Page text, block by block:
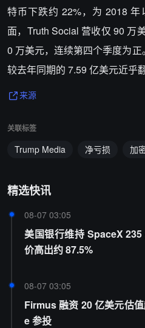
特币下跌约 22%，为 2018
面，Truth Social 营收仅 90 万
0 万美元，连续第四个季度为正
较去年同期的 7.59 亿美元近乎
来源
关联标签
Trump Media 净亏损 加
精选快讯
08-07 03:05
美国银行维持 SpaceX
价高出约 87.5%
08-07 03:05
Firmus 融资 20 亿美元估
e 参投